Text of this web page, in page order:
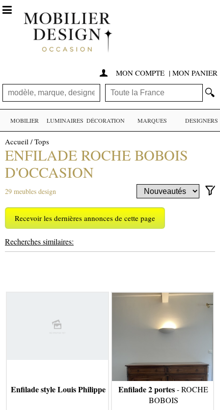
 MON COMPTE | MON PANIER
🔍

MOBILIER LUMINAIRES DÉCORATION MARQUES DESIGNERS
Accueil /Tops
ENFILADE ROCHE BOBOIS
D'OCCASION
29 meubles design
Recevoir les dernières annonces de cette page
Recherches similaires:
Enfilade style Louis Philippe Enfilade 2 portes- ROCHE
BOBOIS